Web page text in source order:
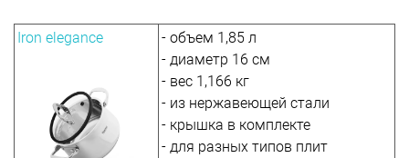
Iron elegance
- объем 1,85 л
- диаметр 16 см
- вес 1,166 кг
- из нержавеющей стали
- крышка в комплекте
- для разных типов плит